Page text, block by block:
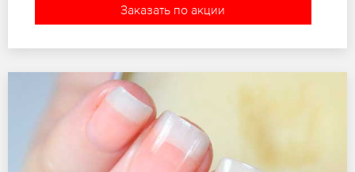
Заказать по акции